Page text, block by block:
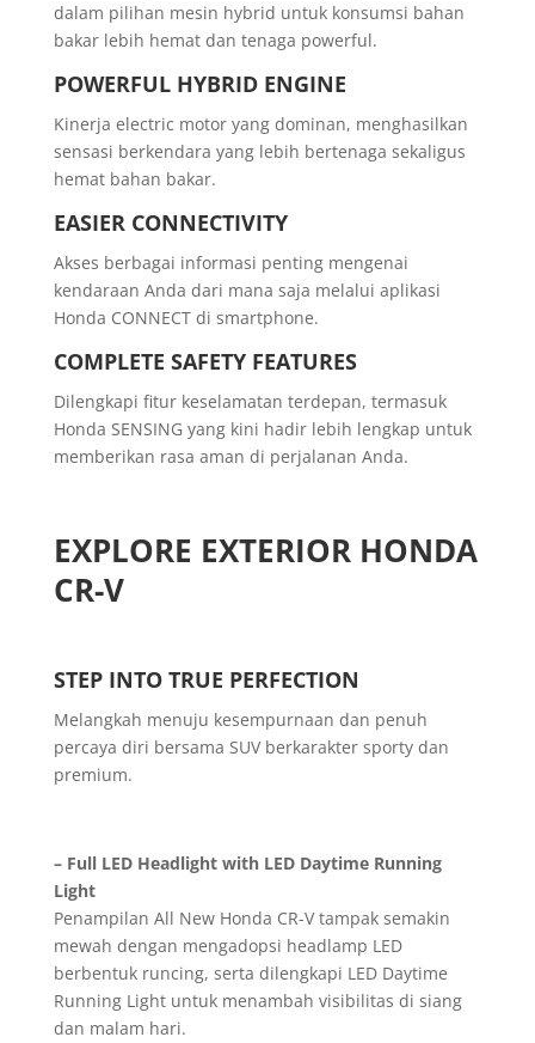
dalam pilihan mesin hybrid untuk konsumsi bahan
bakar lebih hemat dan tenaga powerful.
POWERFUL HYBRID ENGINE
Kinerja electric motor yang dominan, menghasilkan
sensasi berkendara yang lebih bertenaga sekaligus
hemat bahan bakar.
EASIER CONNECTIVITY
Akses berbagai informasi penting mengenai
kendaraan Anda dari mana saja melalui aplikasi
Honda CONNECT di smartphone.
COMPLETE SAFETY FEATURES
Dilengkapi fitur keselamatan terdepan, termasuk
Honda SENSING yang kini hadir lebih lengkap untuk
memberikan rasa aman di perjalanan Anda.
EXPLORE EXTERIOR HONDA
CR-V
STEP INTO TRUE PERFECTION
Melangkah menuju kesempurnaan dan penuh
percaya diri bersama SUV berkarakter sporty dan
premium.
– Full LED Headlight with LED Daytime Running
Light
Penampilan All New Honda CR-V tampak semakin
mewah dengan mengadopsi headlamp LED
berbentuk runcing, serta dilengkapi LED Daytime
Running Light untuk menambah visibilitas di siang
dan malam hari.